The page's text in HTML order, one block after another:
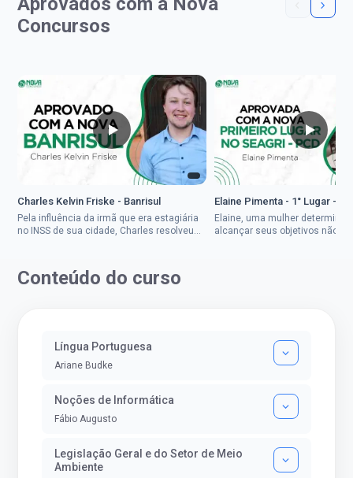
Concursos
Charles Kelvin Friske - Banrisul
Pela influência da irmã que era estagiária
no INSS de sua cidade, Charles resolveu
Elaine Pimenta - 1° Lugar -
Elaine, uma mulher
alcançar seus objetivos não
Conteúdo do curso
Língua Portuguesa
Ariane Budke
Noções de Informática
Fábio Augusto
Legislação Geral e do Setor de Meio
Ambiente